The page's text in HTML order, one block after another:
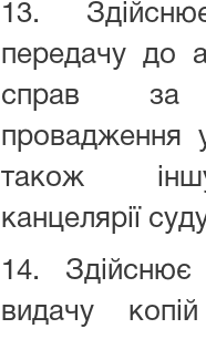
13.
передачу до
справ за
провадження
також
канцелярії
14.
видачу